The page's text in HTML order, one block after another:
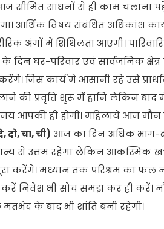
सीमित साधनों से ही काम चलाना
आर्थिक विषय संबंधित अधिकांश
अंगों में शिथिलता आएगी।
दिन घर-परिवार एवं सार्वजनिक
जिस कार्य मे आसानी रहे उसे
की प्रवृति शुरू में हानि लेकिन
आपकी ही होगी। महिलाये आज
दो, चा, ची) आज का दिन अधिक भाग-
से उत्तम रहेगा लेकिन आकस्मिक
करेंगे। मध्यान तक परिश्रम का फल
निवेश भी सोच समझ कर ही करें।
के बाद भी शांति बनी रहेगी।